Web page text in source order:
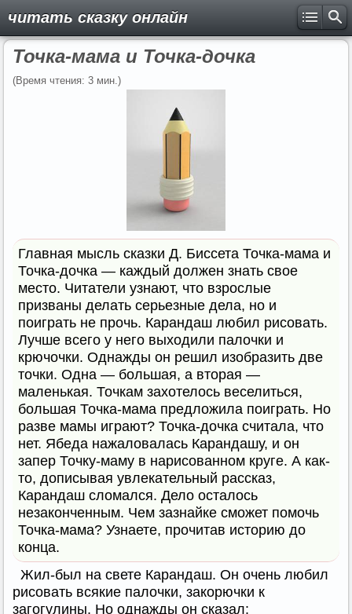
читать сказку онлайн
Точка-мама и Точка-дочка
(Время чтения: 3 мин.)
Главная мысль сказки Д. Биссета Точка-мама и
Точка-дочка — каждый должен знать свое
место. Читатели узнают, что взрослые
призваны делать серьезные дела, но и
поиграть не прочь. Карандаш любил рисовать.
Лучше всего у него выходили палочки и
крючочки. Однажды он решил изобразить две
точки. Одна — большая, а вторая —
маленькая. Точкам захотелось веселиться,
большая Точка-мама предложила поиграть. Но
разве мамы играют? Точка-дочка считала, что
нет. Ябеда нажаловалась Карандашу, и он
запер Точку-маму в нарисованном круге. А как-
то, дописывая увлекательный рассказ,
Карандаш сломался. Дело осталось
незаконченным. Чем зазнайке сможет помочь
Точка-мама? Узнаете, прочитав историю до
конца.
Жил-был на свете Карандаш. Он очень любил
рисовать всякие палочки, закорючки к
загогулины. Но однажды он сказал: